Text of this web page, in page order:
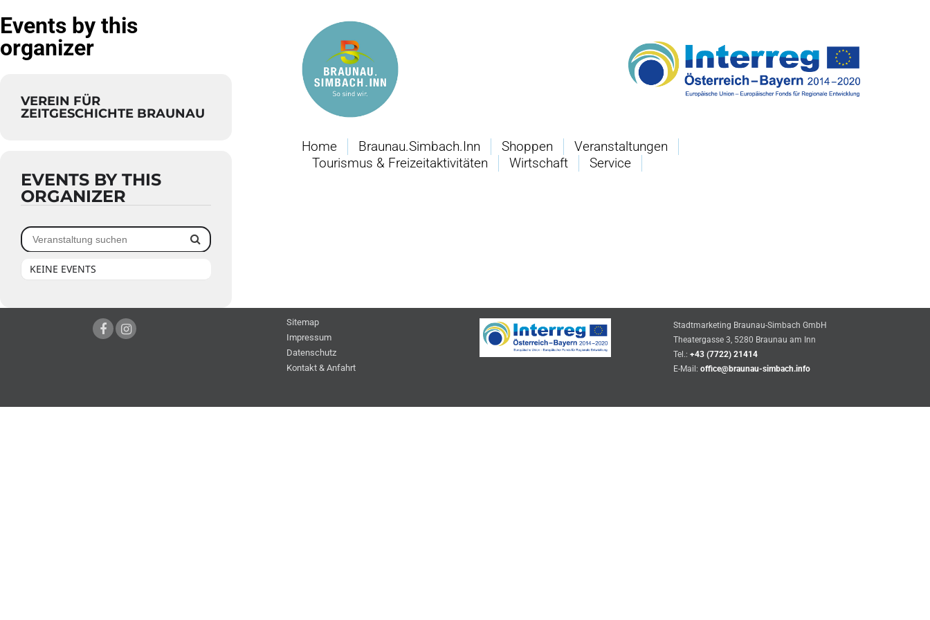
Events by this
organizer
VEREIN FÜR
ZEITGESCHICHTE BRAUNAU
EVENTS BY THIS
ORGANIZER
KEINE EVENTS
Home Braunau.Simbach.Inn Shoppen
Veranstaltungen
Tourismus & Freizeitaktivitäten
Wirtschaft Service
Sitemap
Impressum
Datenschutz
Kontakt & Anfahrt
Stadtmarketing Braunau-Simbach GmbH
Theatergasse 3, 5280 Braunau am Inn
Tel.: +43 (7722) 21414
E-Mail: office@braunau-simbach.info